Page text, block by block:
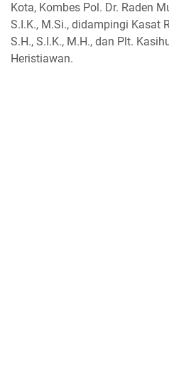
Kota, Kombes Pol. Dr. Raden
S.I.K., M.Si., didampingi Kasat
S.H., S.I.K., M.H., dan Plt.
Heristiawan.